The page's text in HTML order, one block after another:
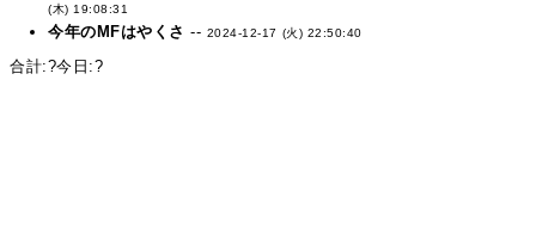
(木) 19:08:31
今年のMFはやくさ -- 2024-12-17 (火) 22:50:40
合計:?今日:?